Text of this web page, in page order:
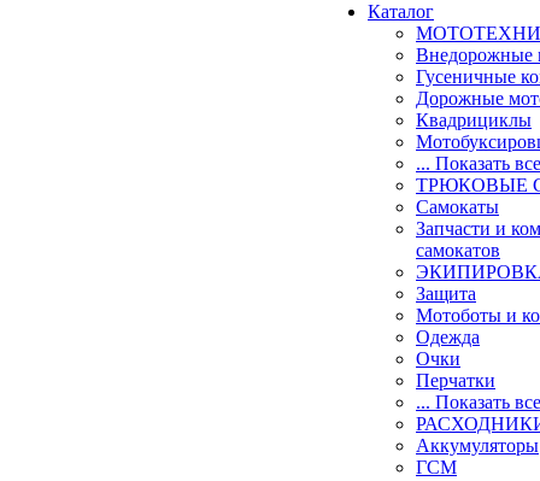
Каталог
Внедорожные
Гусеничные
Дорожные
Квадрициклы
... Показать все
ТРЮКОВЫЕ
Самокаты
Запчасти и
самокатов
Защита
Мотоботы и
Одежда
Очки
Перчатки
... Показать все
Аккумуляторы
ГСМ